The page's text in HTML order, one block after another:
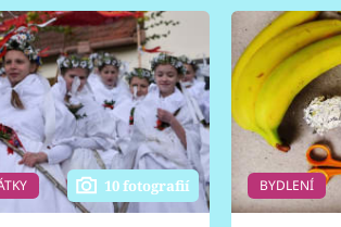
10 fotografií BYDLENÍ